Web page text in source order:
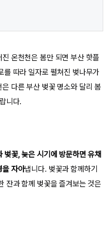
온천천은 봄만 되면 부산 핫플
를 따라 일자로 펼쳐진 벚나무가
다른 부산 벚꽃 명소와 달리 봄
니다.
벚꽃, 늦은 시기에 방문하면 유채
을 자아냅니다. 벚꽃과 함께하기
잔과 함께 벚꽃을 즐겨보는 것은